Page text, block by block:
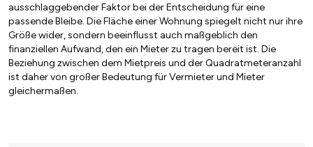
ausschlaggebender Faktor bei der Entscheidung für eine
passende Bleibe. Die Fläche einer Wohnung spiegelt nicht nur ihre
Größe wider, sondern beeinflusst auch maßgeblich den
finanziellen Aufwand, den ein Mieter zu tragen bereit ist. Die
Beziehung zwischen dem Mietpreis und der Quadratmeteranzahl
ist daher von großer Bedeutung für Vermieter und Mieter
gleichermaßen.